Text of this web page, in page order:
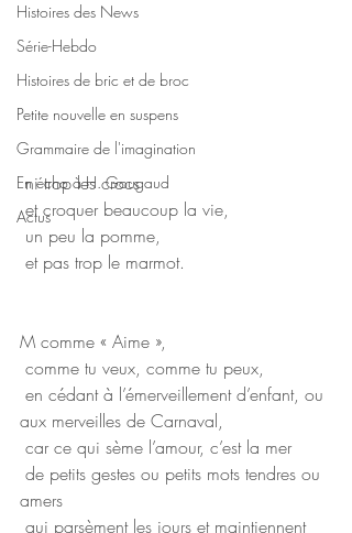
Histoires des News
Série-Hebdo
Histoires de bric et de broc
Petite nouvelle en suspens
Grammaire de l'imagination
En écho à H. Gougaud
Actus
ni trop les crocs
et croquer beaucoup la vie,
un peu la pomme,
et pas trop le marmot.
M comme « Aime »,
comme tu veux, comme tu peux,
aux merveilles de Carnaval,
car ce qui sème l’amour, c’est la mer
amers